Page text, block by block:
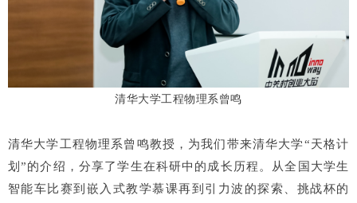
清华大学工程物理系曾鸣
清华大学工程物理系曾鸣教授，为我们带来清华大学“天格计
划”的介绍，分享了学生在科研中的成长历程。从全国大学生
智能车比赛到嵌入式教学慕课再到引力波的探索、挑战杯的